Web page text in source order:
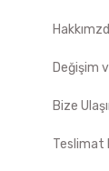
Değişim
Bize
Teslimat